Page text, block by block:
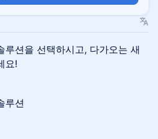
루션을 선택하시고, 다가오는 새
요!
루션